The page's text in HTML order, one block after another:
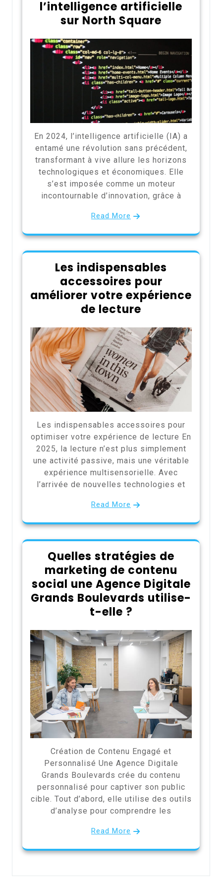
l’intelligence artificielle
sur North Square
En 2024, l’intelligence artificielle (IA) a
entamé une révolution sans précédent,
transformant à vive allure les horizons
technologiques et économiques. Elle
s’est imposée comme un moteur
incontournable d’innovation, grâce à
Read More
Les indispensables
accessoires pour
améliorer votre expérience
de lecture
Les indispensables accessoires pour
optimiser votre expérience de lecture En
2025, la lecture n’est plus simplement
une activité passive, mais une véritable
expérience multisensorielle. Avec
l’arrivée de nouvelles technologies et
Read More
Quelles stratégies de
marketing de contenu
social une Agence Digitale
Grands Boulevards utilise-
t-elle ?
Création de Contenu Engagé et
Personnalisé Une Agence Digitale
Grands Boulevards crée du contenu
personnalisé pour captiver son public
cible. Tout d’abord, elle utilise des outils
d’analyse pour comprendre les
Read More